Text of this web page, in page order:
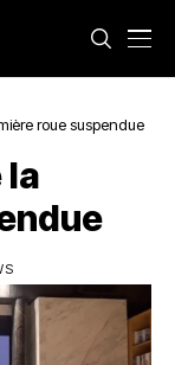
roue suspendue
la